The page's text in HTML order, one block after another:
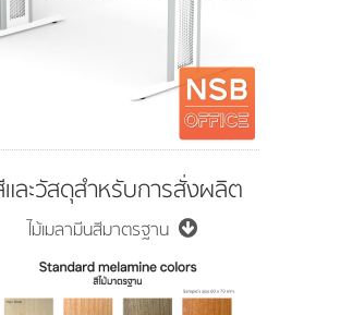
และวัสดุสำหรับการสั่งผลิต
ไม้เมลามีนสีมาตรฐาน